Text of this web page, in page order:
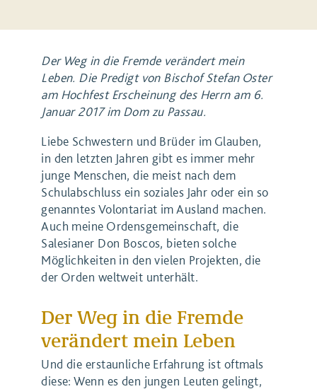
Der Weg in die Fremde verändert mein
Leben. Die Predigt von Bischof Stefan Oster
am Hochfest Erscheinung des Herrn am 6.
Januar 2017 im Dom zu Passau.
Liebe Schwestern und Brüder im Glauben,
in den letzten Jahren gibt es immer mehr
junge Menschen, die meist nach dem
Schulabschluss ein soziales Jahr oder ein so
genanntes Volontariat im Ausland machen.
Auch meine Ordensgemeinschaft, die
Salesianer Don Boscos, bieten solche
Möglichkeiten in den vielen Projekten, die
der Orden weltweit unterhält.
Der Weg in die Fremde
verändert mein Leben
Und die erstaunliche Erfahrung ist oftmals
diese: Wenn es den jungen Leuten gelingt,